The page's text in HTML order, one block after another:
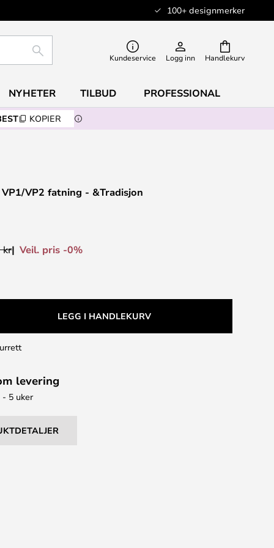
100+ designmerker
Handlekurv
SØK Kundeservice Logg inn
NYHETER TILBUD PROFESSIONAL
KOPIER
VP2 fatning - &Tradisjon
kr Veil. pris -0%
LEGG I HANDLEKURV
levering
5 uker